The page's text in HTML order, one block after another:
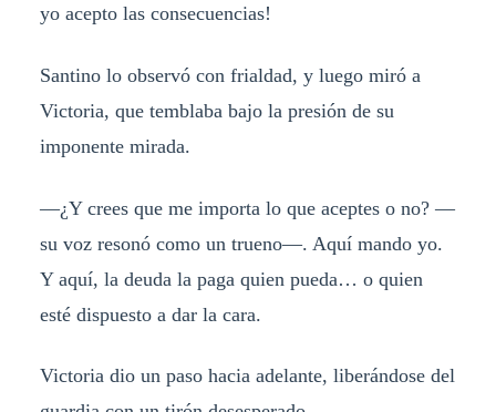
yo acepto las consecuencias!
Santino lo observó con frialdad, y luego miró a
Victoria, que temblaba bajo la presión de su
imponente mirada.
—¿Y crees que me importa lo que aceptes o no? —
su voz resonó como un trueno—. Aquí mando yo.
Y aquí, la deuda la paga quien pueda… o quien
esté dispuesto a dar la cara.
Victoria dio un paso hacia adelante, liberándose del